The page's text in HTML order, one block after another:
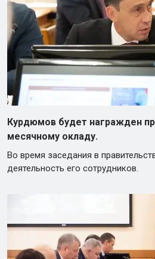
Курдюмов будет награжден
месячному окладу.
Во время заседания в
деятельность его сотрудников.